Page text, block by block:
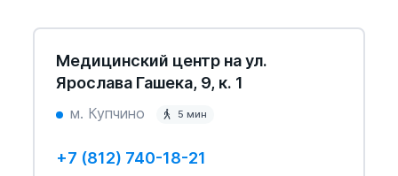
Медицинский центр на ул.
Ярослава Гашека, 9, к. 1
м. Купчино 5 мин
+7 (812) 740-18-21